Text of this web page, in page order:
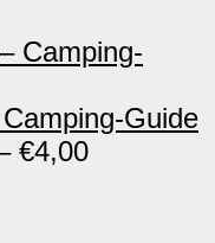
Guide
€4,00